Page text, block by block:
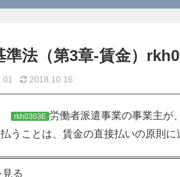
準法（第3章-賃金）
2018.10.16
rkh0303E 労働者派遣事業の事業主が
うことは、賃金の直接払いの原則に
る